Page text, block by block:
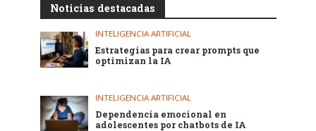
Noticias destacadas
INTELIGENCIA ARTIFICIAL
Estrategias para crear prompts que
optimizan la IA
INTELIGENCIA ARTIFICIAL
Dependencia emocional en
adolescentes por chatbots de IA